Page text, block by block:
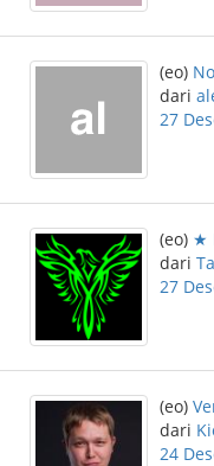
(eo)
dari
27
(eo) ★
dari
27
(eo)
dari
24